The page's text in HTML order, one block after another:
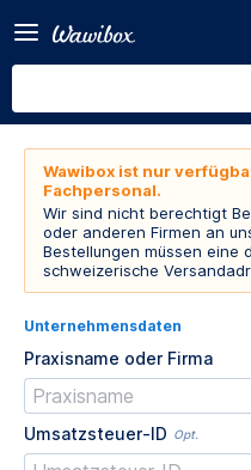
Wawibox ist nur
Fachpersonal.
Wir sind nicht berechtigt
oder anderen Firmen an
Bestellungen müssen eine
schweizerische
Unternehmensdaten
Praxisname oder Firma
Umsatzsteuer-ID Opt.